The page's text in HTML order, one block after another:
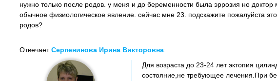
нужно только после родов. у меня и до беременности была эррозия но доктор
обычное физиологическое явление. сейчас мне 23. подскажите пожалуйста
родов?
ОтвечаетСерпенинова Ирина Викторовна:
Для возраста до 23-24 лет эктопия
состояние,не требующее лечения.При